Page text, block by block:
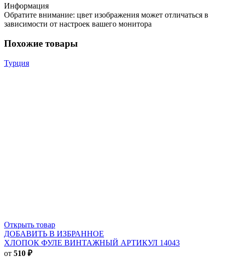
Информация
Обратите внимание: цвет изображения может отличаться в
зависимости от настроек вашего монитора
Похожие товары
Турция
Открыть товар
ДОБАВИТЬ В ИЗБРАННОЕ
ХЛОПОК ФУЛЕ ВИНТАЖНЫЙ АРТИКУЛ 14043
от 510 ₽